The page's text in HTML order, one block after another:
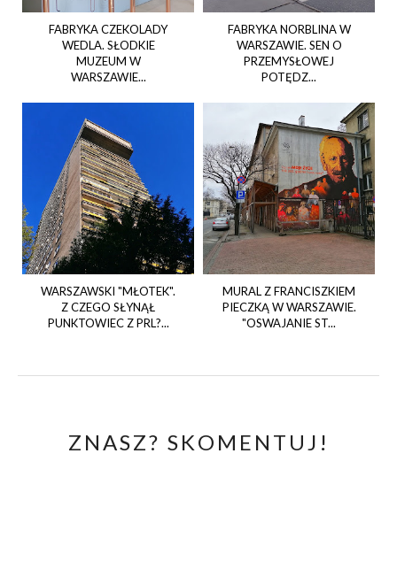
FABRYKA CZEKOLADY
WEDLA. SŁODKIE
MUZEUM W
WARSZAWIE...
FABRYKA NORBLINA W
WARSZAWIE. SEN O
PRZEMYSŁOWEJ
POTĘDZ...
WARSZAWSKI "MŁOTEK".
Z CZEGO SŁYNĄŁ
PUNKTOWIEC Z PRL?...
MURAL Z FRANCISZKIEM
PIECZKĄ W WARSZAWIE.
"OSWAJANIE ST...
ZNASZ? SKOMENTUJ!